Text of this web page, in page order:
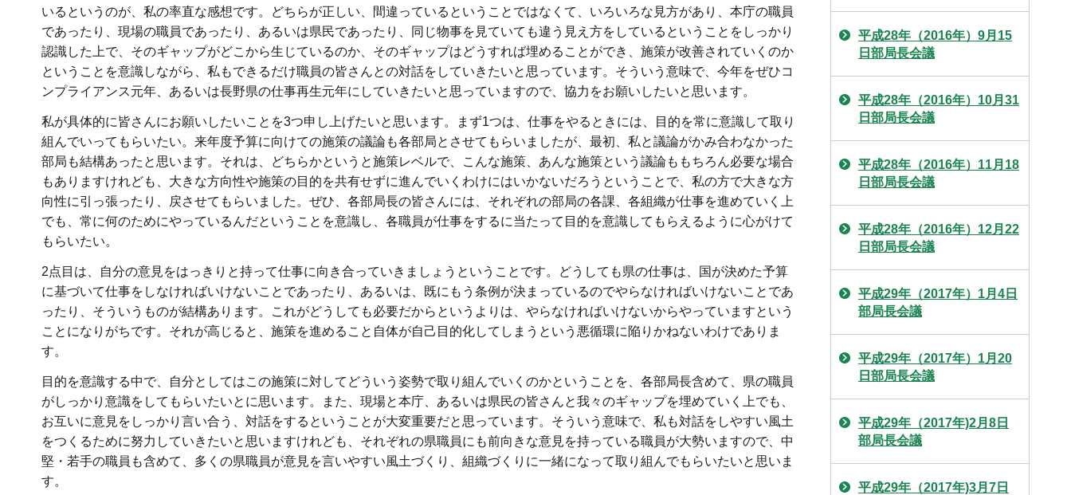
いるというのが、私の率直な感想です。どちらが正しい、間違っているということではなくて、いろいろな見方があり、本庁の職員
であったり、現場の職員であったり、あるいは県民であったり、同じ物事を見ていても違う見え方をしているということをしっかり
認識した上で、そのギャップがどこから生じているのか、そのギャップはどうすれば埋めることができ、施策が改善されていくのか
ということを意識しながら、私もできるだけ職員の皆さんとの対話をしていきたいと思っています。そういう意味で、今年をぜひコ
ンプライアンス元年、あるいは長野県の仕事再生元年にしていきたいと思っていますので、協力をお願いしたいと思います。
私が具体的に皆さんにお願いしたいことを3つ申し上げたいと思います。まず1つは、仕事をやるときには、目的を常に意識して取り
組んでいってもらいたい。来年度予算に向けての施策の議論も各部局とさせてもらいましたが、最初、私と議論がかみ合わなかった
部局も結構あったと思います。それは、どちらかというと施策レベルで、こんな施策、あんな施策という議論ももちろん必要な場合
もありますけれども、大きな方向性や施策の目的を共有せずに進んでいくわけにはいかないだろうということで、私の方で大きな方
向性に引っ張ったり、戻させてもらいました。ぜひ、各部局長の皆さんには、それぞれの部局の各課、各組織が仕事を進めていく上
でも、常に何のためにやっているんだということを意識し、各職員が仕事をするに当たって目的を意識してもらえるように心がけて
もらいたい。
2点目は、自分の意見をはっきりと持って仕事に向き合っていきましょうということです。どうしても県の仕事は、国が決めた予算
に基づいて仕事をしなければいけないことであったり、あるいは、既にもう条例が決まっているのでやらなければいけないことであ
ったり、そういうものが結構あります。これがどうしても必要だからというよりは、やらなければいけないからやっていますという
ことになりがちです。それが高じると、施策を進めること自体が自己目的化してしまうという悪循環に陥りかねないわけでありま
す。
目的を意識する中で、自分としてはこの施策に対してどういう姿勢で取り組んでいくのかということを、各部局長含めて、県の職員
がしっかり意識をしてもらいたいとに思います。また、現場と本庁、あるいは県民の皆さんと我々のギャップを埋めていく上でも、
お互いに意見をしっかり言い合う、対話をするということが大変重要だと思っています。そういう意味で、私も対話をしやすい風土
をつくるために努力していきたいと思いますけれども、それぞれの県職員にも前向きな意見を持っている職員が大勢いますので、中
堅・若手の職員も含めて、多くの県職員が意見を言いやすい風土づくり、組織づくりに一緒になって取り組んでもらいたいと思いま
す。
平成28年（2016年）9月15
日部局長会議
平成28年（2016年）10月31
日部局長会議
平成28年（2016年）11月18
日部局長会議
平成28年（2016年）12月22
日部局長会議
平成29年（2017年）1月4日
部局長会議
平成29年（2017年）1月20
日部局長会議
平成29年（2017年)2月8日
部局長会議
平成29年（2017年)3月7日